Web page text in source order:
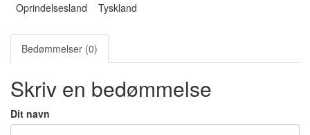
Oprindelsesland
Tyskland
Bedømmelser (0)
Skriv en bedømmelse
Dit navn